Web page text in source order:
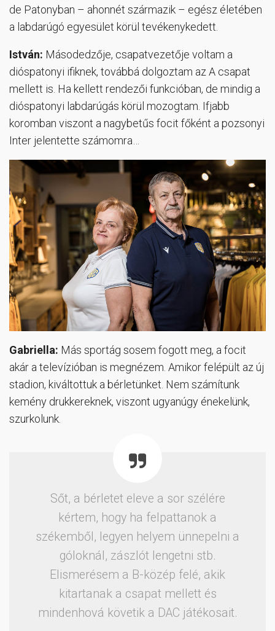
de Patonyban – ahonnét származik – egész életében
a labdarúgó egyesület körül tevékenykedett.
István: Másodedzője, csapatvezetője voltam a
dióspatonyi ifiknek, továbbá dolgoztam az A csapat
mellett is. Ha kellett rendezői funkcióban, de mindig a
dióspatonyi labdarúgás körül mozogtam. Ifjabb
koromban viszont a nagybetűs focit főként a pozsonyi
Inter jelentette számomra…
Gabriella: Más sportág sosem fogott meg, a focit
akár a televízióban is megnézem. Amikor felépült az új
stadion, kiváltottuk a bérletünket. Nem számítunk
kemény drukkereknek, viszont ugyanúgy énekelünk,
szurkolunk.
Sőt, a bérletet eleve a sor szélére
kértem, hogy ha felpattanok a
székemből, legyen helyem ünnepelni a
góloknál, zászlót lengetni stb.
Elismerésem a B-közép felé, akik
kitartanak a csapat mellett és
mindenhová követik a DAC játékosait.